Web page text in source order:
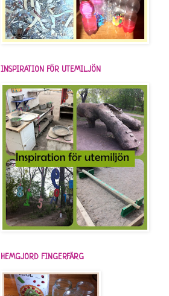
INSPIRATION FÖR UTEMILJÖN
HEMGJORD FINGERFÄRG